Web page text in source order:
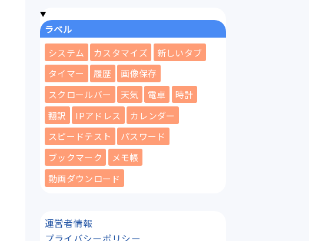
ラベル
システム カスタマイズ
新しいタブ
タイマー
履歴
画像保存
スクロールバー
天気 電卓
時計
翻訳
IPアドレス
カレンダー
スピードテスト
パスワード
ブックマーク
メモ帳
動画ダウンロード
運営者情報
プライバシーポリシー